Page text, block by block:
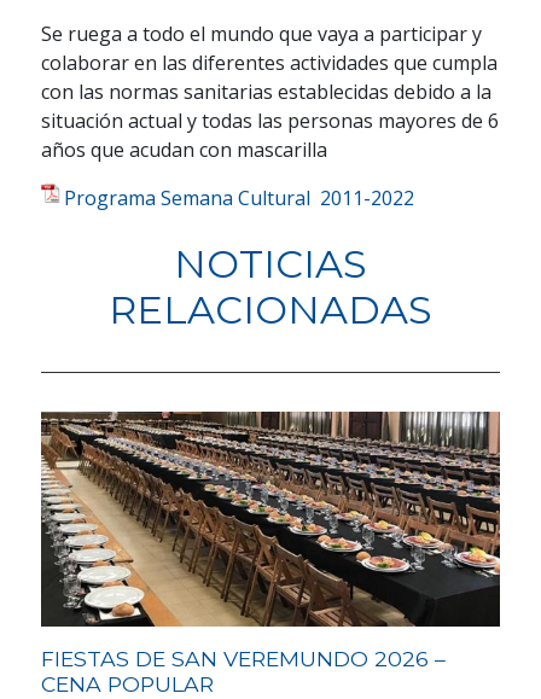
Se ruega a todo el mundo que vaya a participar y
colaborar en las diferentes actividades que cumpla
con las normas sanitarias establecidas debido a la
situación actual y todas las personas mayores de 6
años que acudan con mascarilla
Programa Semana Cultural 2011-2022
NOTICIAS
RELACIONADAS
FIESTAS DE SAN VEREMUNDO 2026 –
CENA POPULAR